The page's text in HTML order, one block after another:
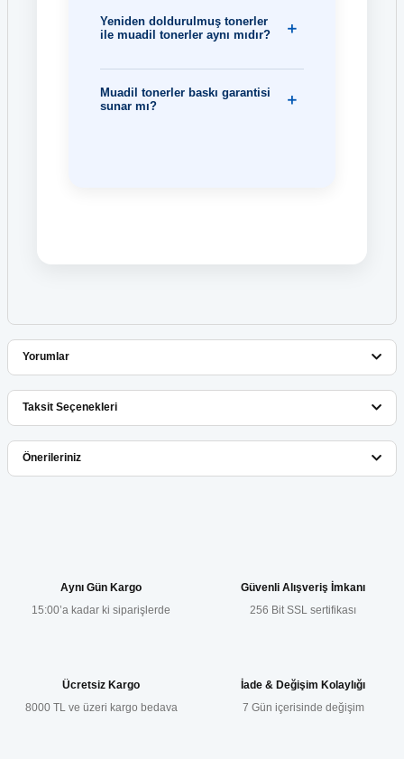
Yeniden doldurulmuş tonerler
ile muadil tonerler aynı mıdır?
Muadil tonerler baskı garantisi
sunar mı?
Yorumlar
Bu ürüne ilk yorumu siz yapın!
Taksit Seçenekleri
Önerileriniz
Ürün resmi kalitesiz, bozuk veya görüntülenemiyor.
Ürün fiyatı diğer sitelerden daha pahalı.
Aynı Gün Kargo
15:00’a kadar ki siparişlerde
Güvenli Alışveriş İmkanı
256 Bit SSL sertifikası
Ücretsiz Kargo
8000 TL ve üzeri kargo bedava
İade & Değişim Kolaylığı
7 Gün içerisinde değişim